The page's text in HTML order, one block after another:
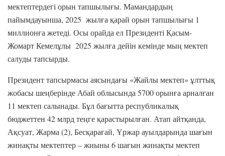
мектептердегі орын тапшылығы. Мамандардың
пайымдауынша, 2025 жылға қарай орын тапшылығы 1
миллионға жетеді. Осы орайда ел Президенті Қасым-
Жомарт Кемелұлы 2025 жылға дейін кемінде мың мектеп
салуды тапсырды.
Президент тапсырмасы аясындағы «Жайлы мектеп» ұлттық
жобасы шеңберінде Абай облысында 5700 орынға арналған
11 мектеп салынады. Бұл бағытта республикалық
бюджеттен 42 млрд теңге қарастырылған. Атап айтқанда,
Ақсуат, Жарма (2), Бесқарағай, Үржар ауылдарында шағын
жинақты мектептер – жиыны 6 шағын жинақты мектеп